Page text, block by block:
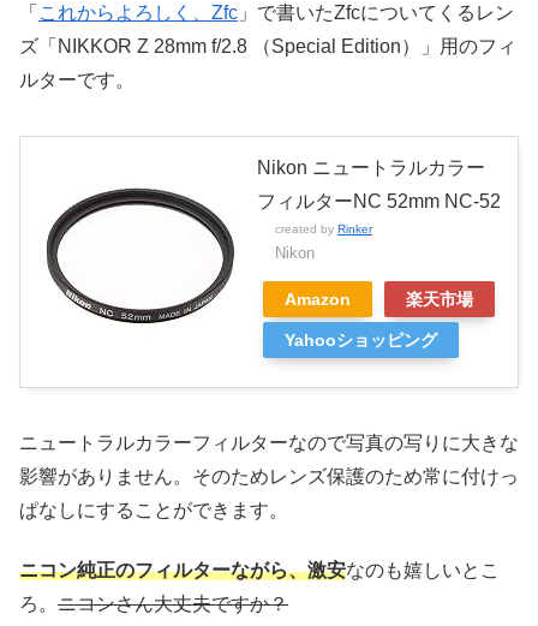
「 これからよろしく、Zfc 」で書いたZfcについてくるレン
ズ「NIKKOR Z 28mm f/2.8 （Special Edition）」用のフィ
ルターです。
Nikon ニュートラルカラー
フィルターNC 52mm NC-52
created by Rinker
Nikon
Amazon 楽天市場
Yahooショッピング
ニュートラルカラーフィルターなので写真の写りに大きな
影響がありません。そのためレンズ保護のため常に付けっ
ぱなしにすることができます。
ニコン純正のフィルターながら、激安なのも嬉しいとこ
ろ。 ニコンさん大丈夫ですか？